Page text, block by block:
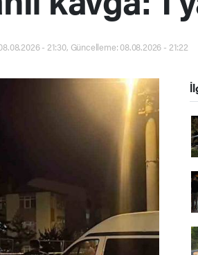
- 21:30, Güncelleme: 08.08.2026 - 21:22